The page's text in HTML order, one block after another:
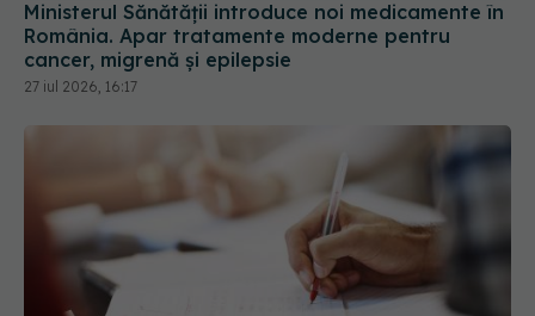
cancer, migrenă și epilepsie
27 iul 2026, 16:17